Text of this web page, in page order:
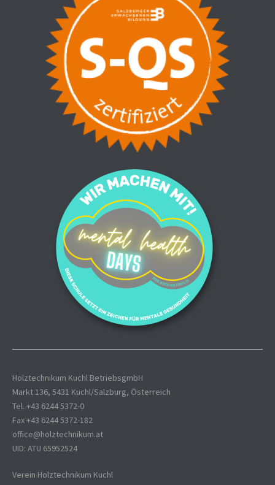
Holztechnikum Kuchl BetriebsgmbH
Markt 136, 5431 Kuchl/Salzburg, Österreich
Tel. +43 6244 5372-0
Fax +43 6244 5372-182
office@holztechnikum.at
UID: ATU 65952524
Verein Holztechnikum Kuchl